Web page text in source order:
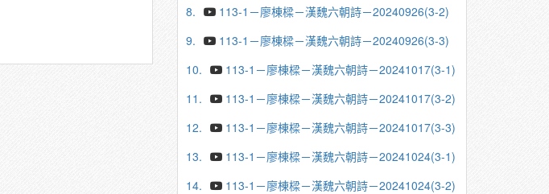
8.
113-1－廖棟樑－漢魏六朝詩－20240926(3-2)
9.
113-1－廖棟樑－漢魏六朝詩－20240926(3-3)
10.
113-1－廖棟樑－漢魏六朝詩－20241017(3-1)
11.
113-1－廖棟樑－漢魏六朝詩－20241017(3-2)
12.
113-1－廖棟樑－漢魏六朝詩－20241017(3-3)
13.
113-1－廖棟樑－漢魏六朝詩－20241024(3-1)
14.
113-1－廖棟樑－漢魏六朝詩－20241024(3-2)